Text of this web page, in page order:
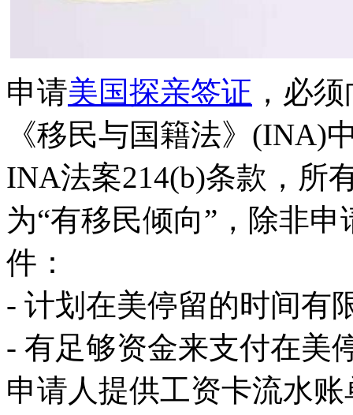
申请美国探亲签证 ，必
《移民与国籍法》(INA)
INA法案214(b)条款，所
为“有移民倾向”，除非
件：
- 计划在美停留的时间有
- 有足够资金来支付在美
申请人提供工资卡流水